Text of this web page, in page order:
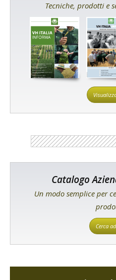
Tecniche, prodotti e
Catalogo
Un modo semplice per
Cerca